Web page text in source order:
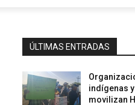
ÚLTIMAS ENTRADAS
indígenas
movilizan